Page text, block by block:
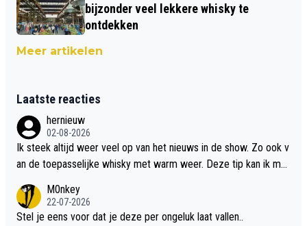
bijzonder veel lekkere whisky te
ontdekken
Meer artikelen
Laatste reacties
hernieuw
02-08-2026
Ik steek altijd weer veel op van het nieuws in de show. Zo ook v
an de toepasselijke whisky met warm weer. Deze tip kan ik met
M0nkey
22-07-2026
Stel je eens voor dat je deze per ongeluk laat vallen..